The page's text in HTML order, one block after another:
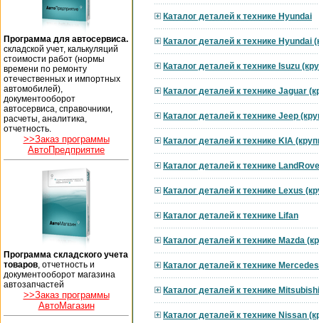
Программа для автосервиса.
складской учет, калькуляций
стоимости работ (нормы
времени по ремонту
отечественных и импортных
автомобилей),
документооборот
автосервиса, справочники,
расчеты, аналитика,
отчетность.
>>Заказ программы
АвтоПредприятие
Программа складского учета
товаров , отчетность и
документооборот магазина
автозапчастей
>>Заказ программы
АвтоМагазин
Каталог деталей к технике Hyundai
Каталог деталей к технике Hyundai
Каталог деталей к технике Isuzu
Каталог деталей к технике Jaguar
Каталог деталей к технике Jeep
Каталог деталей к технике KIA
Каталог деталей к технике
Каталог деталей к технике Lexus
Каталог деталей к технике Lifan
Каталог деталей к технике Mazda
Каталог деталей к технике
Каталог деталей к технике
Каталог деталей к технике Nissan